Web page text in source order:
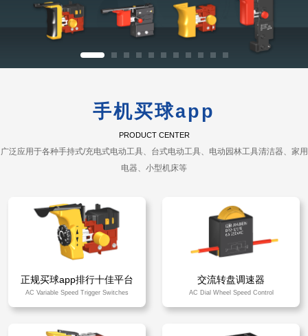
正规买球app排行
正规买球app排行十
正规买球app官网
买球app平台
手机买球app
PRODUCT CENTER
广泛应用于各种手持式/充电式电动工具、台式电动工具、电动园林工具清洁器、家用
电器、小型机床等
正规买球app排行十佳平台
AC Variable Speed Trigger Switches
交流转盘调速器
AC Dial Wheel Speed Control